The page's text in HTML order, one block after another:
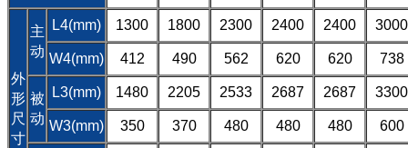
外
形
尺
寸
主
动
L4(mm) 1300 1800 2300 2400 2400 3000
W4(mm) 412 490 562 620 620 738
被
动
L3(mm) 1480 2205 2533 2687 2687 3300
W3(mm) 350 370 480 480 480 600